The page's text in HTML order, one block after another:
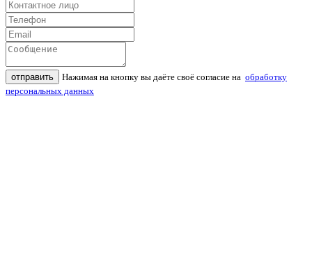
отправить Нажимая на кнопку вы даёте своё согласие на обработку
персональных данных